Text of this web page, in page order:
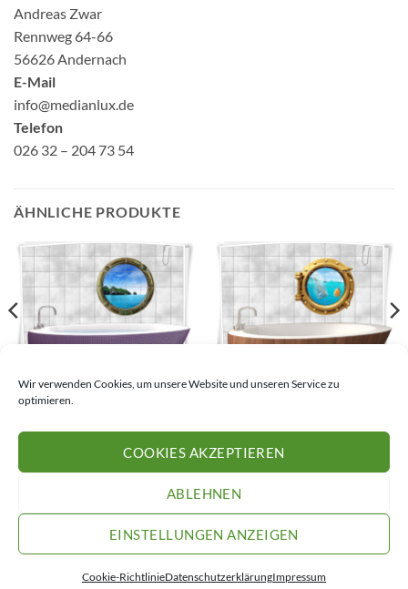
Wir verwenden Cookies, um unsere Website und unseren Service zu
optimieren.
COOKIES AKZEPTIEREN
ABLEHNEN
EINSTELLUNGEN ANZEIGEN
Cookie-RichtlinieDatenschutzerklärungImpressum
Andreas Zwar
Rennweg 64-66
56626 Andernach
E-Mail
info@medianlux.de
Telefon
026 32 – 204 73 54
ÄHNLICHE PRODUKTE
Bullauge Wasser Meer Insel
Bullauge Wasser Meer
VERSAND IMPRESSUM
DATENSCHUTZERKLÄRUNG
COOKIE-RICHTLINIE (EU)
AGB
Copyright 2026 ©Medianlux.de
VERTRAG WIDERRUFEN